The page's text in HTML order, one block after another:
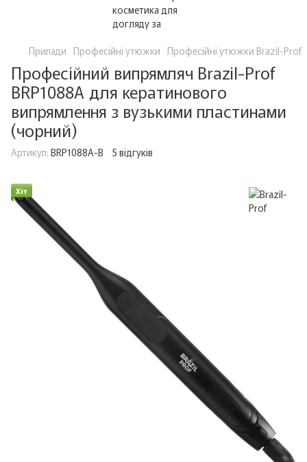
Прилади Професійні утюжки Професійні утюжки Brazil-Prof
Професійний випрямляч Brazil-Prof
BRP1088A для кератинового
випрямлення з вузькими пластинами
(чорний)
Артикул: BRP1088A-B 5 відгуків
Хіт